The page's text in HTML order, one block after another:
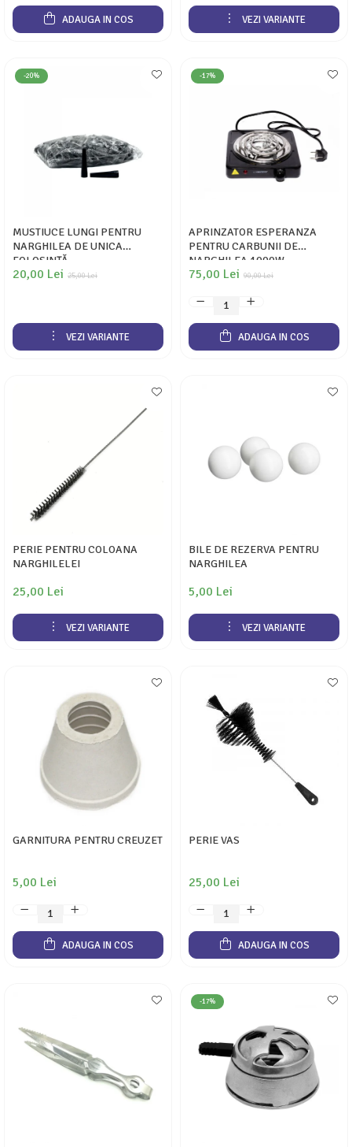
ADAUGA IN COS VEZI VARIANTE
-20%
MUSTIUCE LUNGI PENTRU
NARGHILEA DE UNICA
FOLOSINȚĂ
25,00 Lei
20,00 Lei
VEZI VARIANTE
-17%
APRINZATOR ESPERANZA
PENTRU CARBUNII DE
NARGHILEA 1000W
90,00 Lei
75,00 Lei
ADAUGA IN COS
PERIE PENTRU COLOANA
NARGHILELEI
25,00 Lei
VEZI VARIANTE
BILE DE REZERVA PENTRU
NARGHILEA
5,00 Lei
VEZI VARIANTE
GARNITURA PENTRU CREUZET
5,00 Lei
ADAUGA IN COS
PERIE VAS
25,00 Lei
ADAUGA IN COS
-17%